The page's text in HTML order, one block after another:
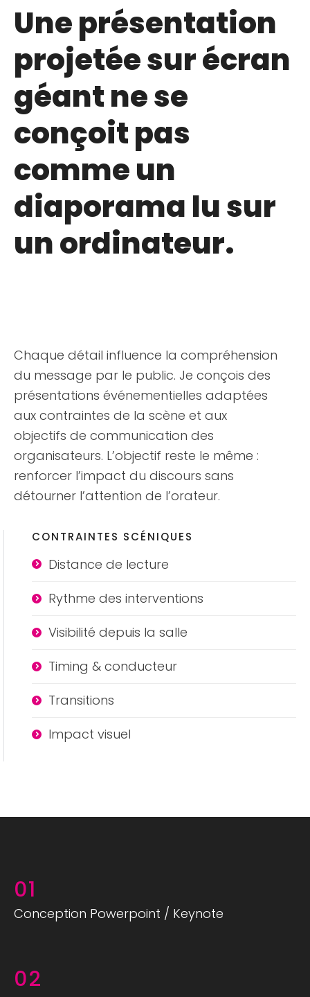
Une présentation
projetée sur écran
géant ne se
conçoit pas
comme un
diaporama lu sur
un ordinateur.
Chaque détail influence la compréhension
du message par le public. Je conçois des
présentations événementielles adaptées
aux contraintes de la scène et aux
objectifs de communication des
organisateurs. L’objectif reste le même :
renforcer l’impact du discours sans
détourner l’attention de l’orateur.
CONTRAINTES SCÉNIQUES
Distance de lecture
Rythme des interventions
Visibilité depuis la salle
Timing & conducteur
Transitions
Impact visuel
01
Conception Powerpoint / Keynote
02